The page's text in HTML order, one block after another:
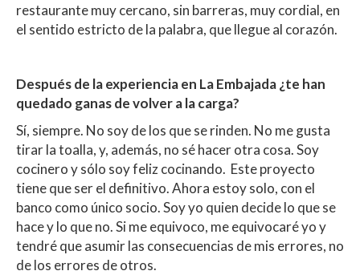
restaurante muy cercano, sin barreras, muy cordial, en
el sentido estricto de la palabra, que llegue al corazón.
Después de la experiencia en La Embajada ¿te han
quedado ganas de volver a la carga?
Sí, siempre. No soy de los que se rinden. No me gusta
tirar la toalla, y, además, no sé hacer otra cosa. Soy
cocinero y sólo soy feliz cocinando. Este proyecto
tiene que ser el definitivo. Ahora estoy solo, con el
banco como único socio. Soy yo quien decide lo que se
hace y lo que no. Si me equivoco, me equivocaré yo y
tendré que asumir las consecuencias de mis errores, no
de los errores de otros.